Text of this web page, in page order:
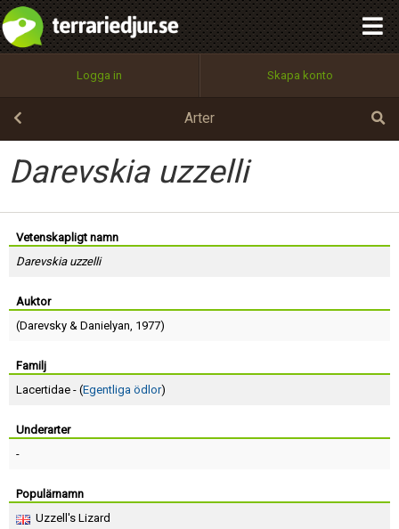
Logga in Skapa konto
Arter
Darevskia uzzelli
Vetenskapligt namn
Darevskia uzzelli
Auktor
(Darevsky & Danielyan, 1977)
Familj
Lacertidae - (Egentliga ödlor)
Underarter
-
Populärnamn
Uzzell's Lizard
Utför
100%
OK
integritetspolicy
Namn:
Epost:
Lösenord:
Terms of Service
Begär nytt lösenord
Tillbaka till förstasidan